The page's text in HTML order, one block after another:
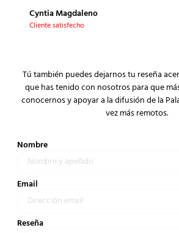
Cyntia Magdaleno
Cliente satisfecho
Tú también puedes dejarnos tu reseña
que has tenido con nosotros para que
conocernos y apoyar a la difusión de la
vez más remotos.
Nombre
Email
Reseña